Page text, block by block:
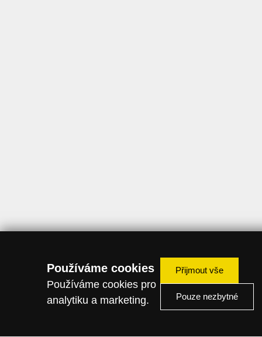
Používáme cookies
Používáme cookies pro
analytiku a marketing.
Přijmout vše
Pouze nezbytné